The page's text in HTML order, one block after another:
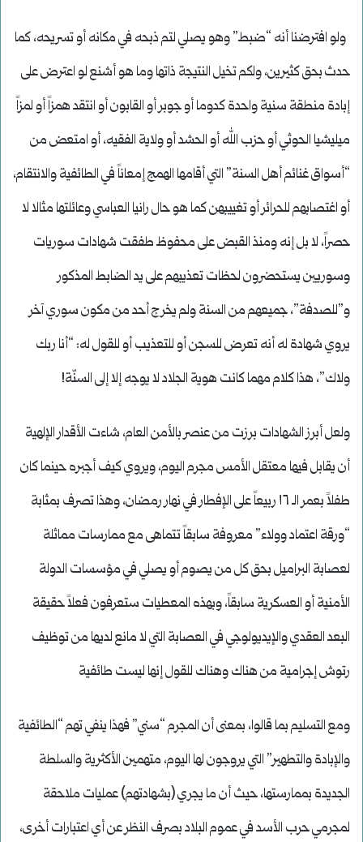
ولو افترضنا أنه “ضبط” وهو يصلي لتم ذبحه في مكانه أو تسريحه، كما
حدث بحق كثيرين، ولكم تخيل النتيجة ذاتها وما هو أشنع لو اعترض على
إبادة منطقة سنية واحدة كدوما أو جوبر أو القابون أو انتقد همزاً أو لمزاً
ميليشيا الحوثي أو حزب الله أو الحشد أو ولاية الفقيه، أو امتعض من
“أسواق غنائم أهل السنة” التي أقامها الهمج إمعاناً في الطائفية والانتقام،
أو اغتصابهم للحرائر أو تغييبهن كما هو حال رانيا العباسي وعائلتها مثالا لا
حصراً، لا بل إنه ومنذ القبض على محفوظ طفقت شهادات سوريات
وسوريين يستحضرون لحظات تعذيبهم على يد الضابط المذكور
و”للصدفة”، جميعهم من السنة ولم يخرج أحد من مكون سوري آخر
يروي شهادة له أنه تعرض للسجن أو للتعذيب أو للقول له: “أنا ربك
ولاك”، هذا كلام مهما كانت هوية الجلاد لا يوجه إلا إلى السنّة!
ولعل أبرز الشهادات برزت من عنصر بالأمن العام، شاءت الأقدار الإلهية
أن يقابل فيها معتقل الأمس مجرم اليوم، ويروي كيف أجبره حينما كان
طفلاً بعمر الـ ١٦ ربيعاً على الإفطار في نهار رمضان، وهذا تصرف بمثابة
“ورقة اعتماد وولاء” معروفة سابقاً تتماهى مع ممارسات مماثلة
لعصابة البراميل بحق كل من يصوم أو يصلي في مؤسسات الدولة
الأمنية أو العسكرية سابقاً، وبهذه المعطيات ستعرفون فعلاً حقيقة
البعد العقدي والإيديولوجي في العصابة التي لا مانع لديها من توظيف
رتوش إجرامية من هناك وهناك للقول إنها ليست طائفية
ومع التسليم بما قالوا، بمعنى أن المجرم “سني” فهذا ينفي تهم “الطائفية
والإبادة والتطهير” التي يروجون لها اليوم، متهمين الأكثرية والسلطة
الجديدة بممارستها، حيث أن ما يجري (بشهادتهم) عمليات ملاحقة
لمجرمي حرب الأسد في عموم البلاد بصرف النظر عن أي اعتبارات أخرى،